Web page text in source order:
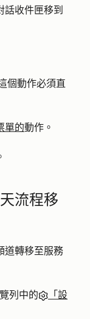
話收件匣移到
個動作必須直
單的動作。
流程移
道轉移至服務
列中的
「設